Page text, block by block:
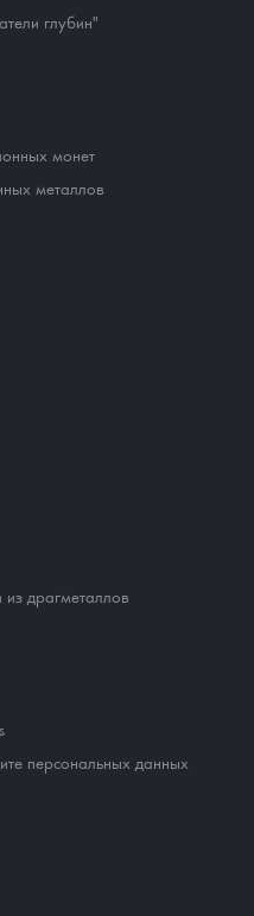
глубин"
монет
металлов
драгметаллов
персональных данных